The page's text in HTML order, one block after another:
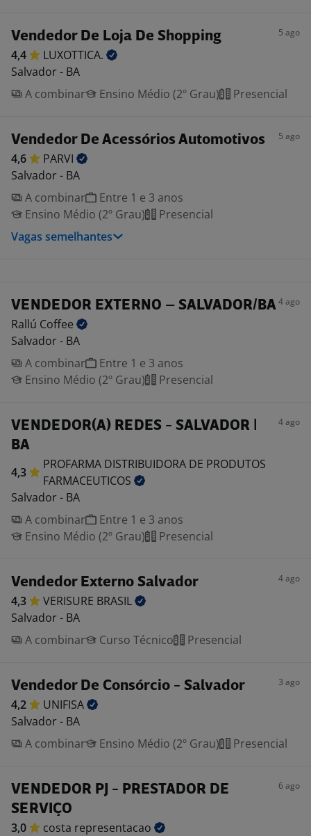
Vendedor De Loja De Shopping 5 ago
4,4
LUXOTTICA.
Salvador - BA
A combinar
Ensino Médio (2º Grau) Presencial
Vendedor De Acessórios Automotivos 5 ago
4,6
PARVI
Salvador - BA
A combinar
Entre 1 e 3 anos
Ensino Médio (2º Grau)
Presencial
Vagas semelhantes
VENDEDOR EXTERNO – SALVADOR/BA4 ago
Rallú Coffee
Salvador - BA
A combinar
Entre 1 e 3 anos
Ensino Médio (2º Grau)
Presencial
VENDEDOR(A) REDES - SALVADOR |
BA
4 ago
4,3
PROFARMA DISTRIBUIDORA DE PRODUTOS
FARMACEUTICOS
Salvador - BA
A combinar
Entre 1 e 3 anos
Ensino Médio (2º Grau)
Presencial
Vendedor Externo Salvador 4 ago
4,3 VERISURE BRASIL
Salvador - BA
A combinar
Curso Técnico Presencial
Vendedor De Consórcio - Salvador 3 ago
4,2
UNIFISA
Salvador - BA
A combinar
Ensino Médio (2º Grau) Presencial
VENDEDOR PJ - PRESTADOR DE
SERVIÇO
6 ago
3,0 costa representacao